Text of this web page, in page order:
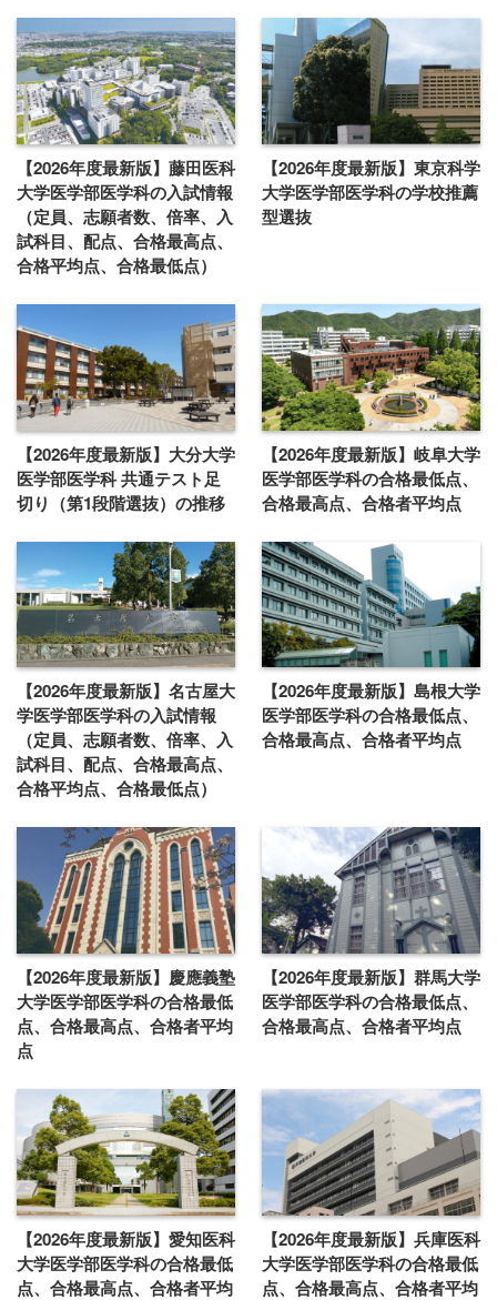
【2026年度最新版】藤田医科
大学医学部医学科の入試情報
（定員、志願者数、倍率、入
試科目、配点、合格最高点、
合格平均点、合格最低点）
【2026年度最新版】東京科学
大学医学部医学科の学校推薦
型選抜
【2026年度最新版】大分大学
医学部医学科 共通テスト足
切り（第1段階選抜）の推移
【2026年度最新版】岐阜大学
医学部医学科の合格最低点、
合格最高点、合格者平均点
【2026年度最新版】名古屋大
学医学部医学科の入試情報
（定員、志願者数、倍率、入
試科目、配点、合格最高点、
合格平均点、合格最低点）
【2026年度最新版】島根大学
医学部医学科の合格最低点、
合格最高点、合格者平均点
【2026年度最新版】慶應義塾
大学医学部医学科の合格最低
点、合格最高点、合格者平均
点
【2026年度最新版】群馬大学
医学部医学科の合格最低点、
合格最高点、合格者平均点
【2026年度最新版】愛知医科
大学医学部医学科の合格最低
点、合格最高点、合格者平均
【2026年度最新版】兵庫医科
大学医学部医学科の合格最低
点、合格最高点、合格者平均